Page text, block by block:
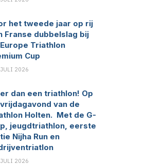
het tweede jaar op rij
Franse dubbelslag bij
Triathlon
Cup
2026
dan een triathlon! Op
van de
Holten. Met de G-
jeugdtriathlon, eerste
Nijha Run en
2026